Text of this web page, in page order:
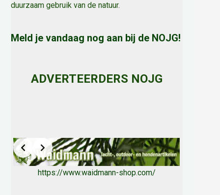
duurzaam gebruik van de natuur.
Meld je vandaag nog aan bij de NOJG!
ADVERTEERDERS NOJG
https://www.waidmann-shop.com/